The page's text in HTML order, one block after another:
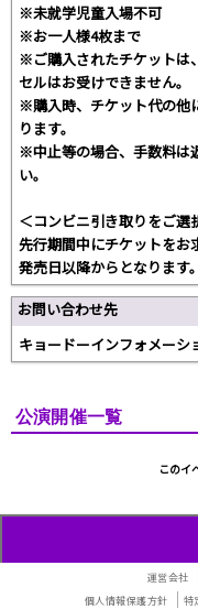
※未就学児童入場不可
※お一人様4枚まで
※ご購入されたチケットは
セルはお受けできません。
※購入時、チケット代の他
ります。
※中止等の場合、手数料は
い。
＜コンビニ引き取りをご選
先行期間中にチケットをお
発売日以降からとなります
お問い合わせ先
キョードーインフォメー
公演開催一覧
このイ
運営会社
個人情報保護方針
特